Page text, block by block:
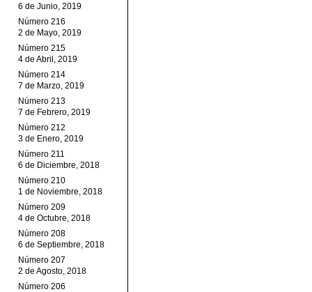
6 de Junio, 2019
Número 216
2 de Mayo, 2019
Número 215
4 de Abril, 2019
Número 214
7 de Marzo, 2019
Número 213
7 de Febrero, 2019
Número 212
3 de Enero, 2019
Número 211
6 de Diciembre, 2018
Número 210
1 de Noviembre, 2018
Número 209
4 de Octubre, 2018
Número 208
6 de Septiembre, 2018
Número 207
2 de Agosto, 2018
Número 206